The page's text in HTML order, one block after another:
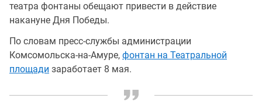
театра фонтаны обещают привести в действие
накануне Дня Победы.
По словам пресс-службы администрации
Комсомольска-на-Амуре, фонтан на Театральной
площади заработает 8 мая.